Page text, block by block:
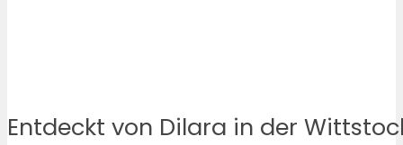
Entdeckt von Dilara in der